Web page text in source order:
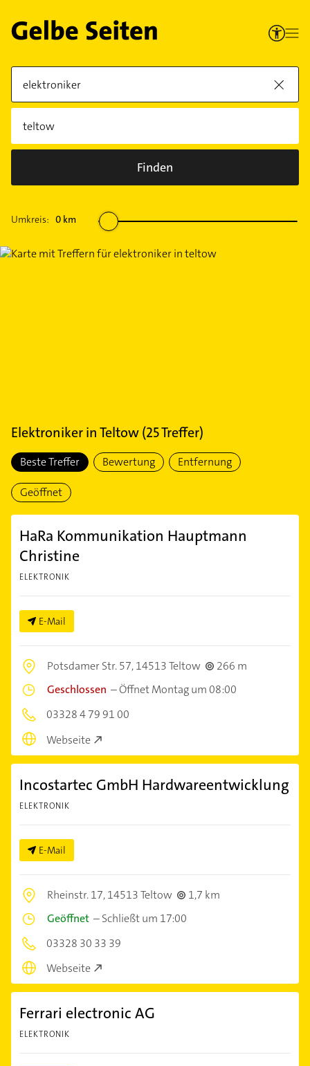
Finden
Umkreis: 0 km
ElektronikerinTeltow(25Treffer)
Beste Treffer Bewertung Entfernung
Geöffnet
HaRa Kommunikation Hauptmann
Christine
ELEKTRONIK
E-Mail
Potsdamer Str. 57,14513 Teltow
266 m
Geschlossen –Öffnet Montag um 08:00
03328 4 79 91 00
Webseite
Incostartec GmbH Hardwareentwicklung
ELEKTRONIK
E-Mail
Rheinstr. 17,14513 Teltow
1,7 km
Geöffnet –Schließt um 17:00
03328 30 33 39
Webseite
Ferrari electronic AG
ELEKTRONIK